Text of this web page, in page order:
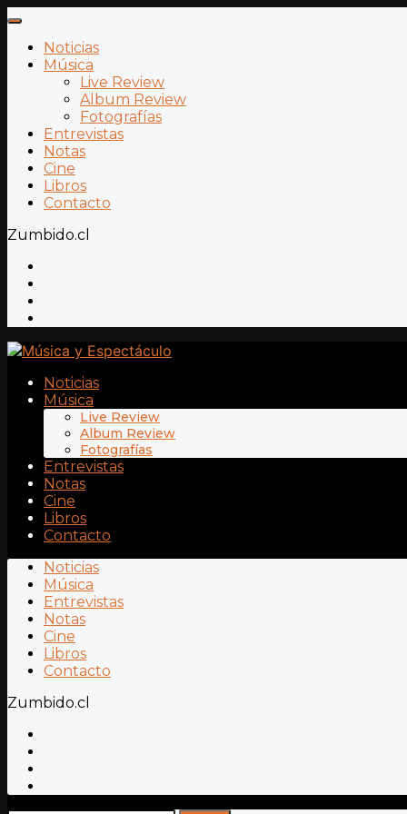
Noticias
Música
Live Review
Album Review
Fotografías
Entrevistas
Notas
Cine
Libros
Contacto
Zumbido.cl
Noticias
Música
Live Review
Album Review
Fotografías
Entrevistas
Notas
Cine
Libros
Contacto
Noticias
Música
Entrevistas
Notas
Cine
Libros
Contacto
Zumbido.cl